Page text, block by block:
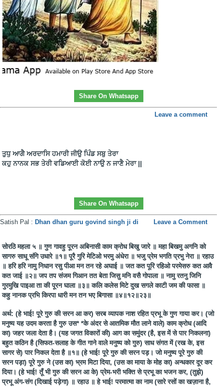
Share On Whatsapp
Leave a comment
ਤੁਧੁ ਆਗੈ ਅਰਦਾਸਿ ਹਮਾਰੀ ਜੀਉ ਪਿੰਡ ਸਬੁ ਤੇਰਾ
ਕਹੁ ਨਾਨਕ ਸਭ ਤੇਰੀ ਵਡਿਆਈ ਕੋਈ ਨਾਉ ਨ ਜਾਣੈ ਮੇਰਾ ||
Share On Whatsapp
Leave a Comment
Satish Pal : Dhan dhan guru govind singh ji di
सोरठि महला ५ ॥ गुण गावहु पूरन अबिनासी काम क्रोध बिखु जारे ॥ महा बिखमु अगनि को
सागरु साधू संगि उधारे ॥१॥ पूरै गुरि मेटिओ भरमु अंधेरा ॥ भजु प्रेम भगति प्रभु नेरा ॥ रहाउ
॥ हरि हरि नामु निधान रसु पीआ मन तन रहे अघाई ॥ जत कत पूरि रहिओ परमेसरु कत आवै
कत जाई ॥२॥ जप तप संजम गिआन तत बेता जिसु मनि वसै गोपाला ॥ नामु रतनु जिनि
गुरमुखि पाइआ ता की पूरन घाला ॥३॥ कलि कलेस मिटे दुख सगले काटी जम की फासा ॥
कहु नानक प्रभि किरपा धारी मन तन भए बिगासा ॥४॥१२॥२३॥
अर्थ: (हे भाई! पूरे गुरु की सरन आ कर) सरब व्यापक नाश रहित प्रभू के गुण गाया कर। (जो
मनुष्य यह उदम करता है गुरु उस* *के अंदर से आतमिक मौत लाने वाले) काम क्रोध (आदि
का) जहर जला देता है। (यह जगत विकारों की) आग का समुंदर (है, इस में से पार निकलना)
बहुत कठिन है (सिफत-सलाह के गीत गाने वाले मनुष्य को गुरु) साध संगत में (रख के, इस
सागर से) पार निकल देता है ॥१॥ (हे भाई! पूरे गुरु की सरन पड़। जो मनुष्य पूरे गुरु की
सरन पड़ा) पूरे गुरु ने (उस का) भ्रम मिटा दिया, (उस का माया के मोह का) अन्धकार दूर कर
दिया। (हे भाई! तूँ भी गुरु की सरन आ के) प्रेम-भरी भक्ति से प्रभू का भजन कर, (तुझे)
प्रभू अंग-संग (दिखाई पड़ेगा) ॥ रहाउ ॥ हे भाई! परमात्मा का नाम (सारे रसों का खज़ाना है,